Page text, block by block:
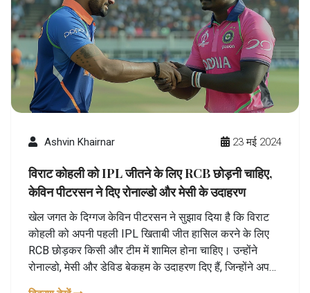
Ashvin Khairnar 23 मई 2024
विराट कोहली को IPL जीतने के लिए RCB छोड़नी चाहिए,
केविन पीटरसन ने दिए रोनाल्डो और मेसी के उदाहरण
खेल जगत के दिग्गज केविन पीटरसन ने सुझाव दिया है कि विराट
कोहली को अपनी पहली IPL खिताबी जीत हासिल करने के लिए
RCB छोड़कर किसी और टीम में शामिल होना चाहिए। उन्होंने
रोनाल्डो, मेसी और डेविड बेकहम के उदाहरण दिए हैं, जिन्होंने अपनी